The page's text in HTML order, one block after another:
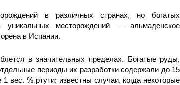
в различных странах, но богатых
месторождений — альмаденское
в Испании.
в значительных пределах. Богатые руды,
периоды их разработки содержали до 15
% ртути; изве­стны случаи, когда некоторые